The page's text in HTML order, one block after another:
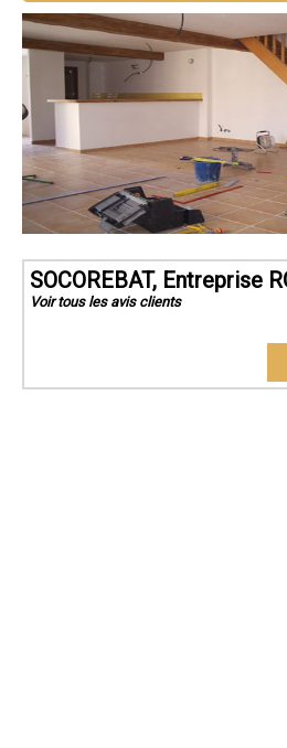
SOCOREBAT, Entreprise
Voir tous les avis clients